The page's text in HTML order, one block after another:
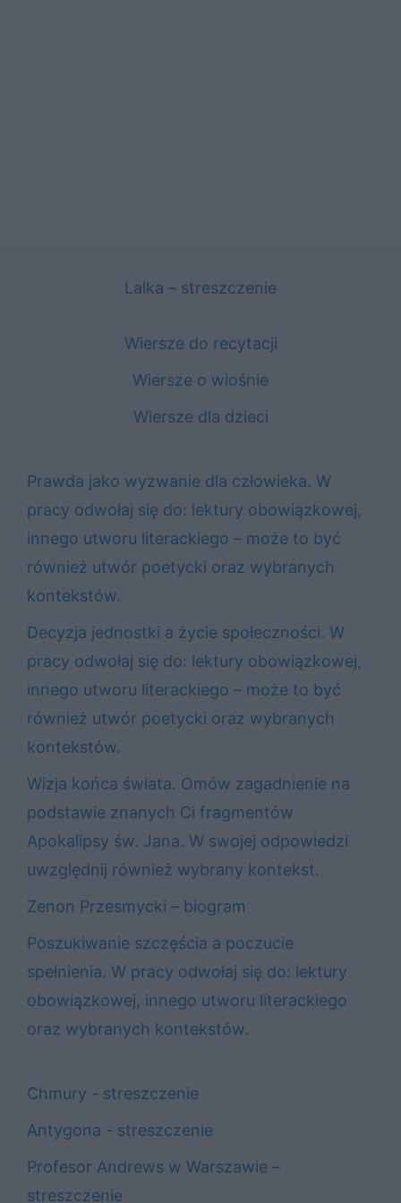
Lalka – streszczenie
Wiersze do recytacji
Wiersze o wiośnie
Wiersze dla dzieci
Prawda jako wyzwanie dla człowieka. W
pracy odwołaj się do: lektury obowiązkowej,
innego utworu literackiego – może to być
również utwór poetycki oraz wybranych
kontekstów.
Decyzja jednostki a życie społeczności. W
pracy odwołaj się do: lektury obowiązkowej,
innego utworu literackiego – może to być
również utwór poetycki oraz wybranych
kontekstów.
Wizja końca świata. Omów zagadnienie na
podstawie znanych Ci fragmentów
Apokalipsy św. Jana. W swojej odpowiedzi
uwzględnij również wybrany kontekst.
Zenon Przesmycki – biogram
Poszukiwanie szczęścia a poczucie
spełnienia. W pracy odwołaj się do: lektury
obowiązkowej, innego utworu literackiego
oraz wybranych kontekstów.
Chmury - streszczenie
Antygona - streszczenie
Profesor Andrews w Warszawie –
streszczenie